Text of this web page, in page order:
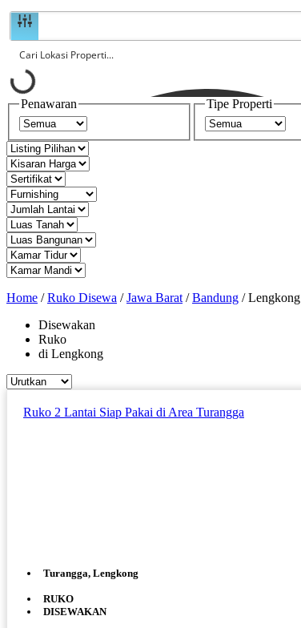
Penawaran Tipe Properti
Home /Ruko Disewa /Jawa Barat /Bandung /Lengkong
Disewakan
Ruko
di Lengkong
Ruko 2 Lantai Siap Pakai di Area Turangga
Turangga, Lengkong
RUKO
DISEWAKAN